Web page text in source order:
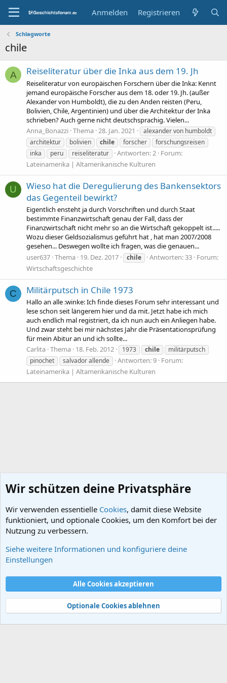
Anmelden Registrieren
Schlagworte
chile
A Reiseliteratur über die Inka aus dem 19. Jh
Reiseliteratur von europäischen Forschern über die Inka: Kennt
jemand europäische Forscher aus dem 18. oder 19. Jh. (außer
Alexander von Humboldt), die zu den Anden reisten (Peru,
Bolivien, Chile, Argentinien) und über die Architektur der Inka
schrieben? Auch gerne nicht deutschsprachig. Vielen...
Anna_Bonazzi Thema 28. Jan. 2021
alexander von humboldt
architektur
bolivien chile forscher
forschungsreisen
inka
peru reiseliteratur Antworten: 2 Forum:
Lateinamerika | Altamerikanische Kulturen
U
Wieso hat die Deregulierung des Bankensektors
das Gegenteil bewirkt?
Eigentlich ensteht ja durch Vorschriften und durch Staat
bestimmte Finanzwirtschaft genau der Fall, dass der
Finanzwirtschaft nicht mehr so an die Wirtschaft gekoppelt ist.....
Wozu dieser Geldsozialismus geführt hat , hat man 2007/2008
gesehen... Deswegen wollte ich fragen, was die genauen...
user637 Thema 19. Dez. 2017 chile Antworten: 33 Forum:
Wirtschaftsgeschichte
C Militärputsch in Chile 1973
Hallo an alle :winke: Ich finde dieses Forum sehr interessant und
lese schon seit längerem hier und da mit. Jetzt habe ich mich
auch endlich mal registriert, da ich nun auch ein Anliegen habe.
Und zwar steht bei mir nächstes Jahr die Präsentationsprüfung
für mein Abitur an und ich sollte...
Carlita Thema 18. Feb. 2012 1973 chile
militärputsch
pinochet
salvador allende Antworten: 9 Forum:
Lateinamerika | Altamerikanische Kulturen
Schlagworte
Nutzungsbedingungen
Datenschutz
Hilfe und Impressum
Start
R
S
Community platform by XenForo® © 2010-2024 XenForo Ltd.
Wir schützen deine Privatsphäre
Wir verwenden essentielle Cookies, damit diese Website
funktioniert, und optionale Cookies, um den Komfort bei der
Nutzung zu verbessern.
Siehe weitere Informationen und konfiguriere deine
Einstellungen
Alle Cookies akzeptieren
Optionale Cookies ablehnen